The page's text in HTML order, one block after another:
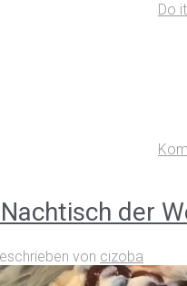
Do
der
von cizoba